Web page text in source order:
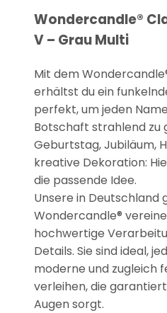
Wondercandle®
V – Grau Multi
Mit dem
erhältst du ein
perfekt, um jeden
Botschaft strahlend zu
Geburtstag, Jubiläum,
kreative Dekoration:
die passende Idee.
Unsere in Deutschland
Wondercandle®
hochwertige
Details. Sie sind ideal,
moderne und zugleich
verleihen, die
Augen sorgt.